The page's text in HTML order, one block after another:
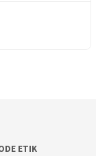
ETIK